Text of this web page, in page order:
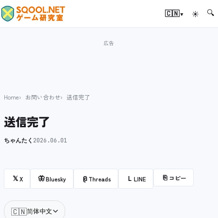
🇨🇳▾ ☀ 🔍
Home お問い合わせ 送信完了
送信完了
ちゃんたく 2026.06.01
𝕏X 🦋Bluesky @ Threads L LINE ⎘ コピー
🇨🇳简体中文